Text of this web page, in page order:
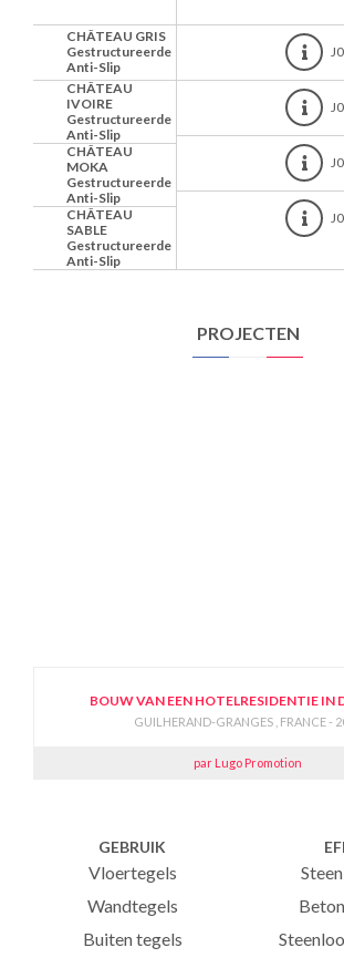
CHÂTEAU GRIS
Gestructureerde
Anti-Slip
CHÂTEAU
IVOIRE
Gestructureerde
Anti-Slip
CHÂTEAU
MOKA
Gestructureerde
Anti-Slip
CHÂTEAU
SABLE
Gestructureerde
Anti-Slip
PROJECTEN
BOUW VAN EEN HOTELRESIDENTIE IN
GUILHERAND-GRANGES , FRANCE -
par Lugo Promotion
GEBRUIK
Vloertegels
Wandtegels
Buiten tegels